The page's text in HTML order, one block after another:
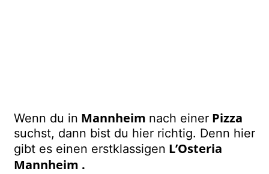
Wenn du in Mannheim nach einer Pizza
suchst, dann bist du hier richtig. Denn hier
gibt es einen erstklassigen L’Osteria
Mannheim .